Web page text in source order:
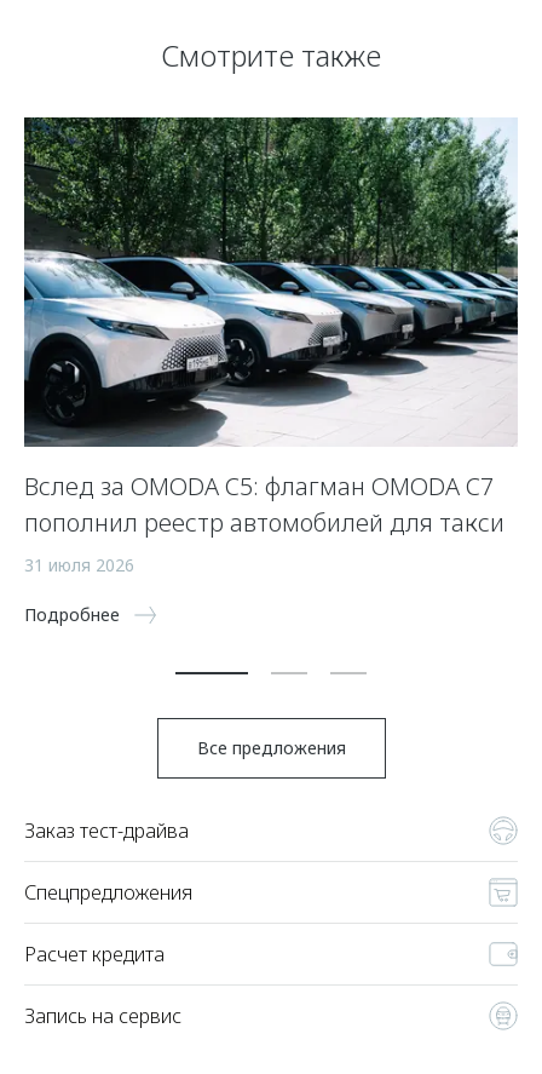
Смотрите также
Вслед за OMODA C5: флагман OMODA C7
пополнил реестр автомобилей для такси
31 июля 2026
Подробнее
Все предложения
Заказ тест-драйва
Спецпредложения
Расчет кредита
Запись на сервис